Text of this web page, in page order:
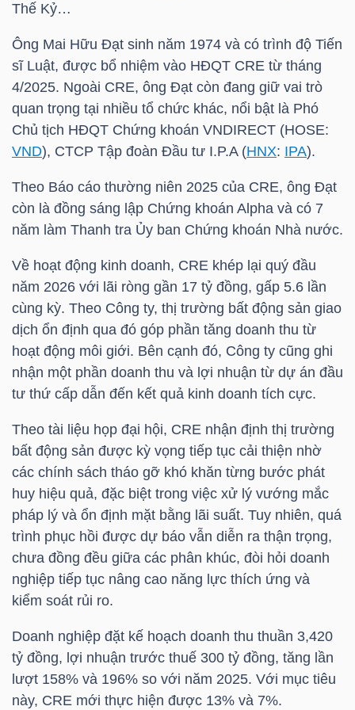
Thế Kỷ…
Ông Mai Hữu Đạt sinh năm 1974 và có trình độ Tiến
sĩ Luật, được bổ nhiệm vào HĐQT CRE từ tháng
4/2025. Ngoài CRE, ông Đạt còn đang giữ vai trò
quan trọng tại nhiều tổ chức khác, nổi bật là Phó
Chủ tịch HĐQT Chứng khoán VNDIRECT (HOSE:
VND), CTCP Tập đoàn Đầu tư I.P.A (HNX: IPA).
Theo Báo cáo thường niên 2025 của CRE, ông Đạt
còn là đồng sáng lập Chứng khoán Alpha và có 7
năm làm Thanh tra Ủy ban Chứng khoán Nhà nước.
Về hoạt động kinh doanh, CRE khép lại quý đầu
năm 2026 với lãi ròng gần 17 tỷ đồng, gấp 5.6 lần
cùng kỳ. Theo Công ty, thị trường bất động sản giao
dịch ổn định qua đó góp phần tăng doanh thu từ
hoạt động môi giới. Bên cạnh đó, Công ty cũng ghi
nhận một phần doanh thu và lợi nhuận từ dự án đầu
tư thứ cấp dẫn đến kết quả kinh doanh tích cực.
Theo tài liệu họp đại hội, CRE nhận định thị trường
bất động sản được kỳ vọng tiếp tục cải thiện nhờ
các chính sách tháo gỡ khó khăn từng bước phát
huy hiệu quả, đặc biệt trong việc xử lý vướng mắc
pháp lý và ổn định mặt bằng lãi suất. Tuy nhiên, quá
trình phục hồi được dự báo vẫn diễn ra thận trọng,
chưa đồng đều giữa các phân khúc, đòi hỏi doanh
nghiệp tiếp tục nâng cao năng lực thích ứng và
kiểm soát rủi ro.
Doanh nghiệp đặt kế hoạch doanh thu thuần 3,420
tỷ đồng, lợi nhuận trước thuế 300 tỷ đồng, tăng lần
lượt 158% và 196% so với năm 2025. Với mục tiêu
này, CRE mới thực hiện được 13% và 7%.
TÍCH
VIETSTOCKFINANCE
MÔ
NGÀNH
DOANH
NGHIỆP
CỔ
PHIẾU
PHÁI
SINH
PHIẾU